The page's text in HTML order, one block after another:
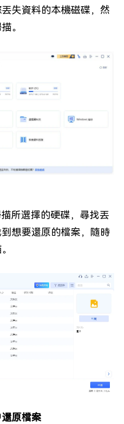
失資料的本機磁碟，然
。
所選擇的硬碟，尋找丟
想要還原的檔案，隨時
原檔案